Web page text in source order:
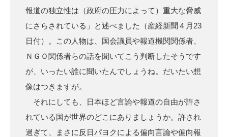
報道の独立性は（政府の圧力によって）重大な脅威
にさらされている」と述べました（産経新聞４月23
日付）。この人物は、国会議員や報道機関関係者、
ＮＧＯ関係者らの話を聞いてこう判断したそうです
が、いったい誰に聞いたんでしょうね。だいたい想
像はつきますが。
それにしても、日本ほど言論や報道の自由が許さ
れている国が世界のどこにありましょうか。許され
過ぎて、まさに反日パヨクによる偏向言論や偏向報